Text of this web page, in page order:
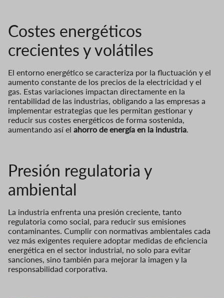
Costes energéticos
crecientes y volátiles
El entorno energético se caracteriza por la fluctuación y el
aumento constante de los precios de la electricidad y el
gas. Estas variaciones impactan directamente en la
rentabilidad de las industrias, obligando a las empresas a
implementar estrategias que les permitan gestionar y
reducir sus costes energéticos de forma sostenida,
aumentando así el ahorro de energía en la industria.
Presión regulatoria y
ambiental
La industria enfrenta una presión creciente, tanto
regulatoria como social, para reducir sus emisiones
contaminantes. Cumplir con normativas ambientales cada
vez más exigentes requiere adoptar medidas de eficiencia
energética en el sector industrial, no solo para evitar
sanciones, sino también para mejorar la imagen y la
responsabilidad corporativa.